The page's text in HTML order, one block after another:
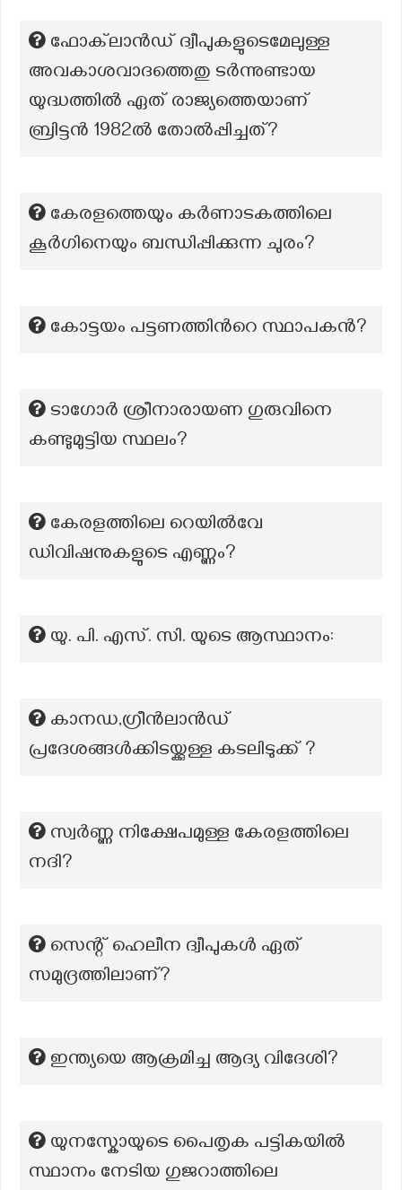
ഫോക്‌ലാൻഡ് ദ്വീപുകളുടെമേലുള്ള
അവകാശവാദത്തെതു ടർന്നുണ്ടായ
യുദ്ധത്തിൽ ഏത് രാജ്യത്തെയാണ്
ബ്രിട്ടൻ 1982ൽ തോൽപ്പിച്ചത്?
കേരളത്തെയും കർണാടകത്തിലെ
കൂർഗിനെയും ബന്ധിപ്പിക്കുന്ന ചുരം?
കോട്ടയം പട്ടണത്തിന്‍റെ സ്ഥാപകൻ?
ടാഗോർ ശ്രീനാരായണ ഗുരുവിനെ
കണ്ടുമുട്ടിയ സ്ഥലം?
കേരളത്തിലെ റെയിൽവേ
ഡിവിഷനുകളുടെ എണ്ണം?
യു. പി. എസ്. സി. യുടെ ആസ്ഥാനം:
കാനഡ,ഗ്രീൻലാൻഡ്
പ്രദേശങ്ങൾക്കിടയ്ക്കുള്ള കടലിടുക്ക് ?
സ്വര്‍ണ്ണ നിക്ഷേപമുള്ള കേരളത്തിലെ
നദി?
സെന്റ് ഹെലീന ദ്വീപുകൾ ഏത്
സമുദ്രത്തിലാണ്?
ഇന്ത്യയെ ആക്രമിച്ച ആദ്യ വിദേശി?
യുനസ്കോയുടെ പൈതൃക പട്ടികയിൽ
സ്ഥാനം നേടിയ ഗുജറാത്തിലെ